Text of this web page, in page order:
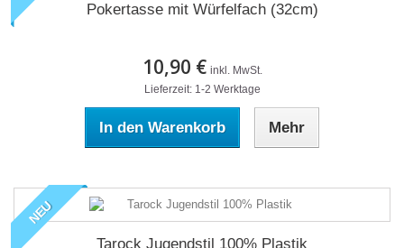
Pokertasse mit Würfelfach (32cm)
10,90 € inkl. MwSt.
Lieferzeit: 1-2 Werktage
In den Warenkorb Mehr
NEU
Tarock Jugendstil 100% Plastik